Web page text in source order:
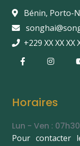
Bénin, Porto-
+229 XX XX XX
Horaires
Lun - Ven :
Pour contacter